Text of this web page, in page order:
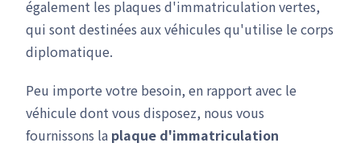
également les plaques d'immatriculation vertes,
qui sont destinées aux véhicules qu'utilise le corps
diplomatique.
Peu importe votre besoin, en rapport avec le
véhicule dont vous disposez, nous vous
fournissons la plaque d'immatriculation